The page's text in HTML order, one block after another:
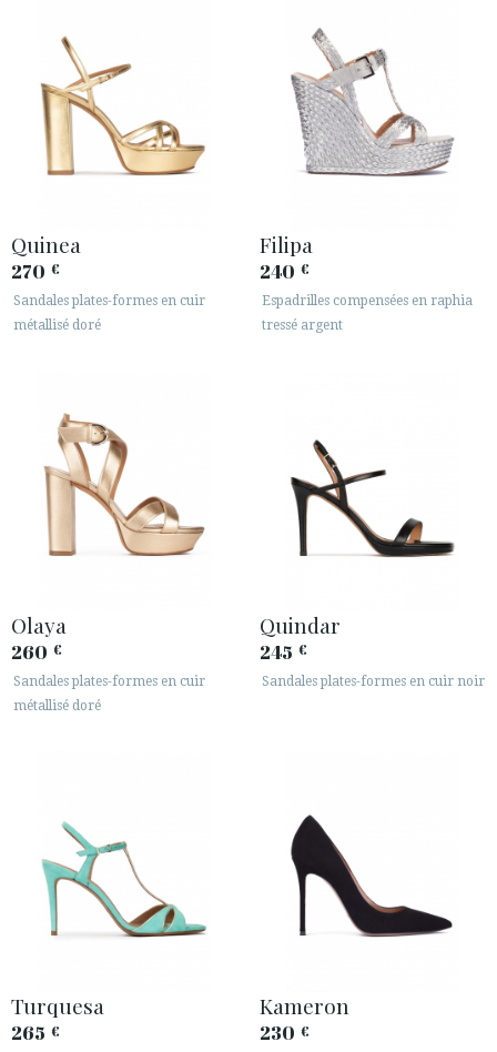
Quinea
270 €
Sandales plates-formes en cuir
métallisé doré
Filipa
240 €
Espadrilles compensées en raphia
tressé argent
Olaya
260 €
Sandales plates-formes en cuir
métallisé doré
Quindar
245 €
Sandales plates-formes en cuir noir
Turquesa
265 €
Kameron
230 €